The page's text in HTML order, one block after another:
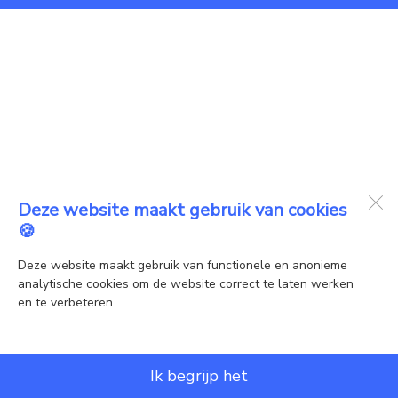
Deze website maakt gebruik van cookies
🍪
Deze website maakt gebruik van functionele en anonieme
analytische cookies om de website correct te laten werken
en te verbeteren.
Ik begrijp het